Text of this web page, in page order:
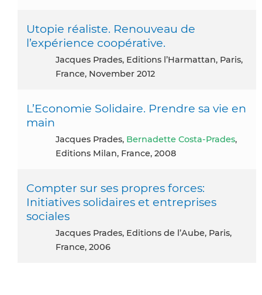
Utopie réaliste. Renouveau de
l’expérience coopérative.
Jacques Prades, Editions l’Harmattan, Paris,
France, November 2012
L’Economie Solidaire. Prendre sa vie en
main
Jacques Prades, Bernadette Costa-Prades,
Editions Milan, France, 2008
Compter sur ses propres forces:
Initiatives solidaires et entreprises
sociales
Jacques Prades, Editions de l’Aube, Paris,
France, 2006